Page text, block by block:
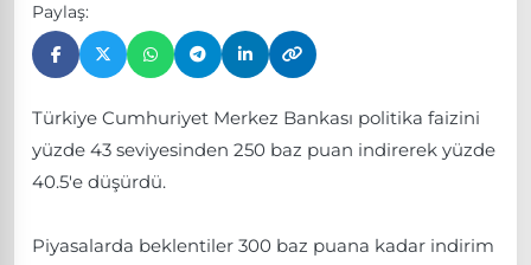
Paylaş:
Türkiye Cumhuriyet Merkez Bankası politika faizini
yüzde 43 seviyesinden 250 baz puan indirerek yüzde
40.5'e düşürdü.
Piyasalarda beklentiler 300 baz puana kadar indirim